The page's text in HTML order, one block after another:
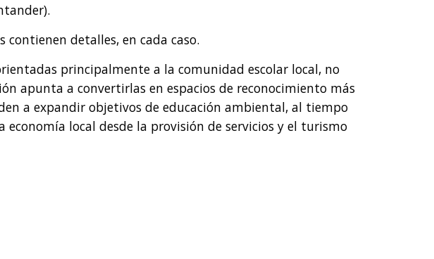
contienen detalles, en cada caso.
principalmente a la comunidad escolar local, no
apunta a convertirlas en espacios de reconocimiento más
a expandir objetivos de educación ambiental, al tiempo
economía local desde la provisión de servicios y el turismo